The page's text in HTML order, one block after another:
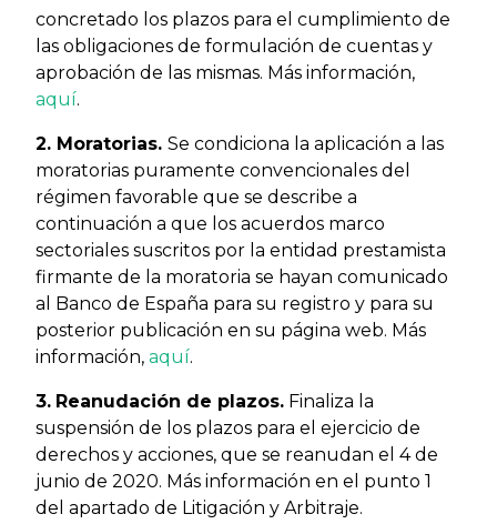
concretado los plazos para el cumplimiento de
las obligaciones de formulación de cuentas y
aprobación de las mismas. Más información,
aquí.
2. Moratorias. Se condiciona la aplicación a las
moratorias puramente convencionales del
régimen favorable que se describe a
continuación a que los acuerdos marco
sectoriales suscritos por la entidad prestamista
firmante de la moratoria se hayan comunicado
al Banco de España para su registro y para su
posterior publicación en su página web. Más
información, aquí.
3. Reanudación de plazos. Finaliza la
suspensión de los plazos para el ejercicio de
derechos y acciones, que se reanudan el 4 de
junio de 2020. Más información en el punto 1
del apartado de Litigación y Arbitraje.